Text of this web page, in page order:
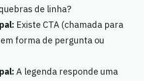
de linha?
Existe CTA (chamada para
forma de pergunta ou
A legenda responde uma